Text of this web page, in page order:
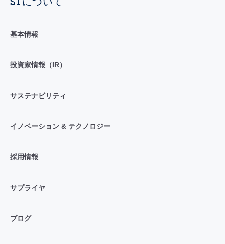
基本情報
投資家情報（IR）
サステナビリティ
イノベーション & テクノロジー
採用情報
サプライヤ
ブログ